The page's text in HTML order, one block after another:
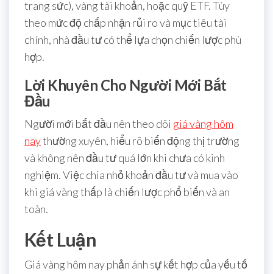
trang sức), vàng tài khoản, hoặc quỹ ETF. Tùy
theo mức độ chấp nhận rủi ro và mục tiêu tài
chính, nhà đầu tư có thể lựa chọn chiến lược phù
hợp.
Lời Khuyên Cho Người Mới Bắt
Đầu
Người mới bắt đầu nên theo dõi giá vàng hôm
naythường xuyên, hiểu rõ biến động thị trường
và không nên đầu tư quá lớn khi chưa có kinh
nghiệm. Việc chia nhỏ khoản đầu tư và mua vào
khi giá vàng thấp là chiến lược phổ biến và an
toàn.
Kết Luận
Giá vàng hôm nay phản ánh sự kết hợp của yếu tố